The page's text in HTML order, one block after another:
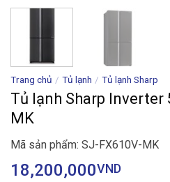
Trang chủ / Tủ lạnh / Tủ lạnh Sharp
Tủ lạnh Sharp Inverter
MK
Mã sản phẩm: SJ-FX610V-MK
18,200,000VND